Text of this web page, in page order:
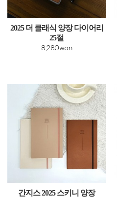
2025 더 클래식 양장 다이어리
25절
8,280won
간지스 2025 스키니 양장